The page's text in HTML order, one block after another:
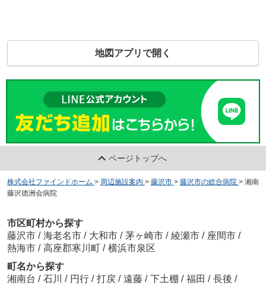
地図アプリで開く
ページトップへ
株式会社ファインドホーム > 周辺施設案内 > 藤沢市 > 藤沢市の総合病院 > 湘南
藤沢徳洲会病院
市区町村から探す
藤沢市 / 海老名市 / 大和市 / 茅ヶ崎市 / 綾瀬市 / 座間市 /
熱海市 / 高座郡寒川町 / 横浜市泉区
町名から探す
湘南台 / 石川 / 円行 / 打戻 / 遠藤 / 下土棚 / 福田 / 長後 /